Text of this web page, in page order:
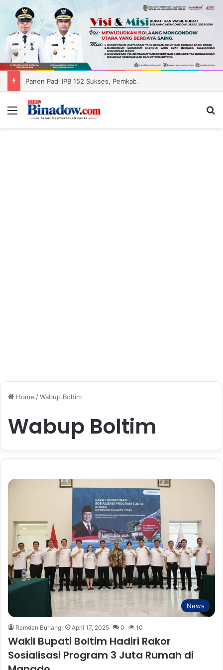
Menu
Home /Wabup Boltim
Wabup Boltim
News
Ramdan Buhang April 17, 2025 0 10
Wakil Bupati Boltim Hadiri Rakor
Sosialisasi Program 3 Juta Rumah di